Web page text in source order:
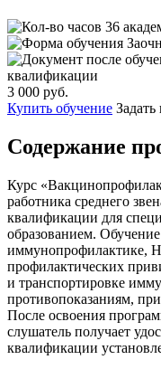
36
квалификации
3 000 руб.
Купить обучение Задать
Содержание
Курс
работника среднего
квалификации для
образованием.
иммунопрофилактике,
профилактических
и транспортировке
противопоказаниям,
После освоения
слушатель получает
квалификации